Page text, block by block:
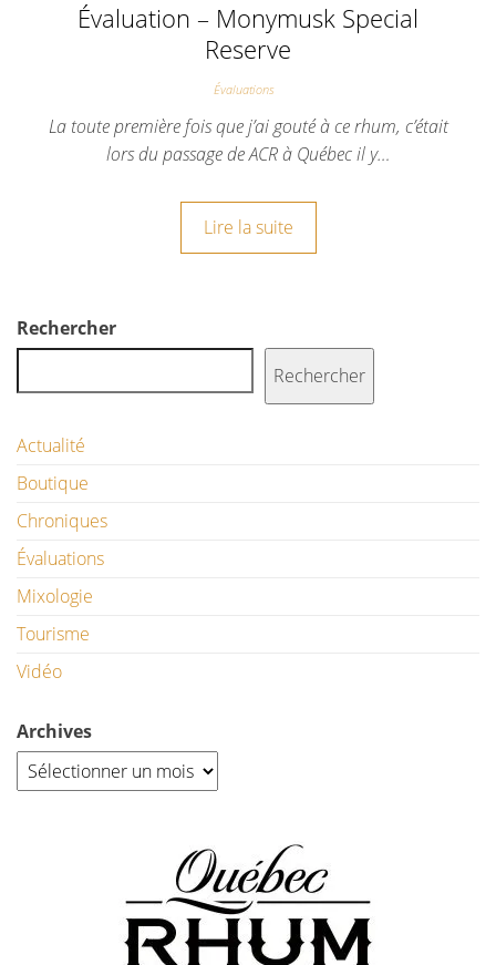
Évaluation – Monymusk Special
Reserve
Évaluations
La toute première fois que j’ai gouté à ce rhum, c’était
lors du passage de ACR à Québec il y…
Lire la suite
Rechercher
Rechercher
Actualité
Boutique
Chroniques
Évaluations
Mixologie
Tourisme
Vidéo
Archives